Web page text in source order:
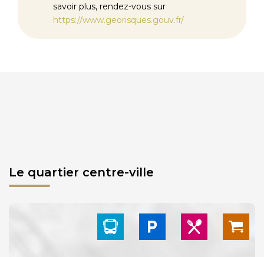
savoir plus, rendez-vous sur
https://www.georisques.gouv.fr/
Le quartier centre-ville